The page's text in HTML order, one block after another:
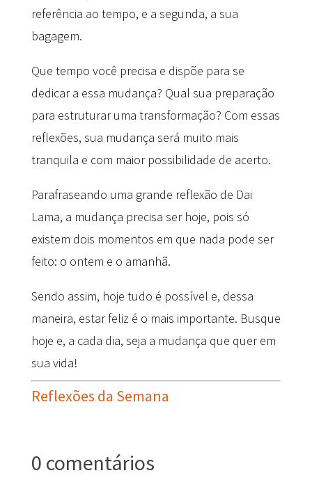
referência ao tempo, e a segunda, a sua
bagagem.
Que tempo você precisa e dispõe para se
dedicar a essa mudança? Qual sua preparação
para estruturar uma transformação? Com essas
reflexões, sua mudança será muito mais
tranquila e com maior possibilidade de acerto.
Parafraseando uma grande reflexão de Dai
Lama, a mudança precisa ser hoje, pois só
existem dois momentos em que nada pode ser
feito: o ontem e o amanhã.
Sendo assim, hoje tudo é possível e, dessa
maneira, estar feliz é o mais importante. Busque
hoje e, a cada dia, seja a mudança que quer em
sua vida!
Reflexões da Semana
0 comentários